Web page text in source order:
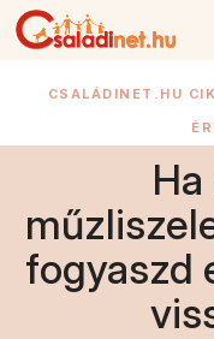
CSALÁDINET.HU
fogyaszd